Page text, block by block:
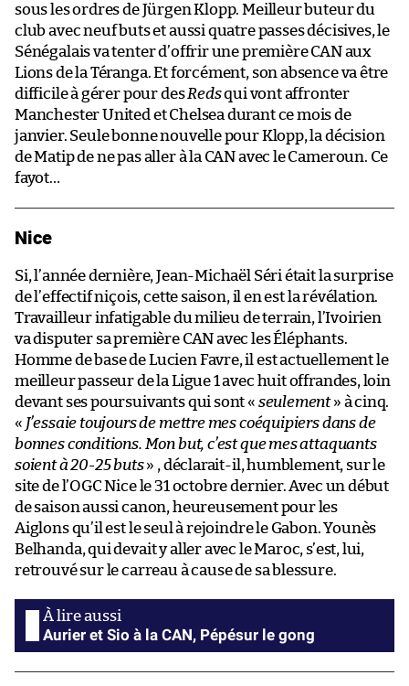
sous les ordres de Jürgen Klopp. Meilleur buteur du
club avec neuf buts et aussi quatre passes décisives, le
Sénégalais va tenter d’offrir une première CAN aux
Lions de la Téranga. Et forcément, son absence va être
difficile à gérer pour desRedsqui vont affronter
Manchester United et Chelsea durant ce mois de
janvier. Seule bonne nouvelle pour Klopp, la décision
de Matip de ne pas aller à la CAN avec le Cameroun. Ce
fayot…
Nice
Si, l’année dernière, Jean-Michaël Séri était la surprise
de l’effectif niçois, cette saison, il en est la révélation.
Travailleur infatigable du milieu de terrain, l’Ivoirien
va disputer sa première CAN avec les Éléphants.
Homme de base de Lucien Favre, il est actuellement le
meilleur passeur de la Ligue 1 avec huit offrandes, loin
devant ses poursuivants qui sont « seulement» à cinq.
« J’essaie toujours de mettre mes coéquipiers dans de
bonnes conditions. Mon but, c’est que mes attaquants
soient à 20-25 buts» , déclarait-il, humblement, sur le
site de l’OGC Nice le 31 octobre dernier. Avec un début
de saison aussi canon, heureusement pour les
Aiglons qu’il est le seul à rejoindre le Gabon. Younès
Belhanda, qui devait y aller avec le Maroc, s’est, lui,
retrouvé sur le carreau à cause de sa blessure.
Aurier et Sio à la CAN, Pépésur le gong